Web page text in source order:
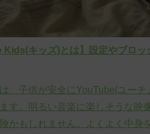
Kids(キッズ)とは】設定やブロ
、子供が安全にYouTube(ユー
す。明るい音楽に楽しそうな映
かもしれません。よくよく中